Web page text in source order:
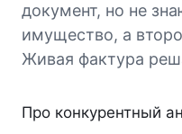
документ, но не
имущество, а
Живая фактура
Про конкурентный